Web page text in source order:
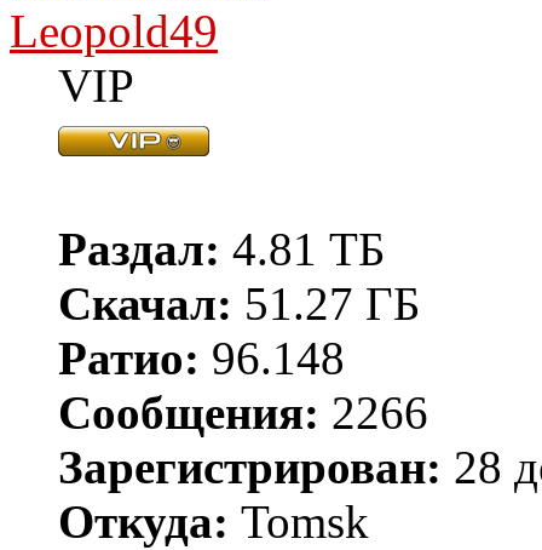
Leopold49
VIP
Раздал: 4.81 ТБ
Скачал: 51.27 ГБ
Ратио: 96.148
Сообщения: 2266
Зарегистрирован: 28
Откуда: Tomsk